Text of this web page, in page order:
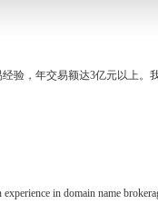
验，年交易额达3亿元以上。
in domain name